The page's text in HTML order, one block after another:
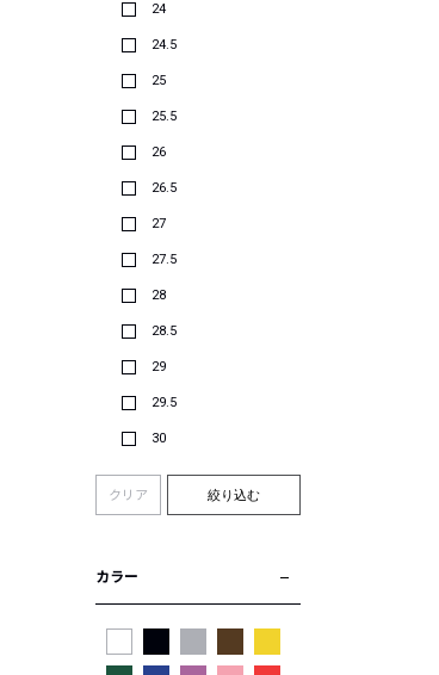
24
24.5
25
25.5
26
26.5
27
27.5
28
28.5
29
29.5
30
クリア 絞り込む
カラー